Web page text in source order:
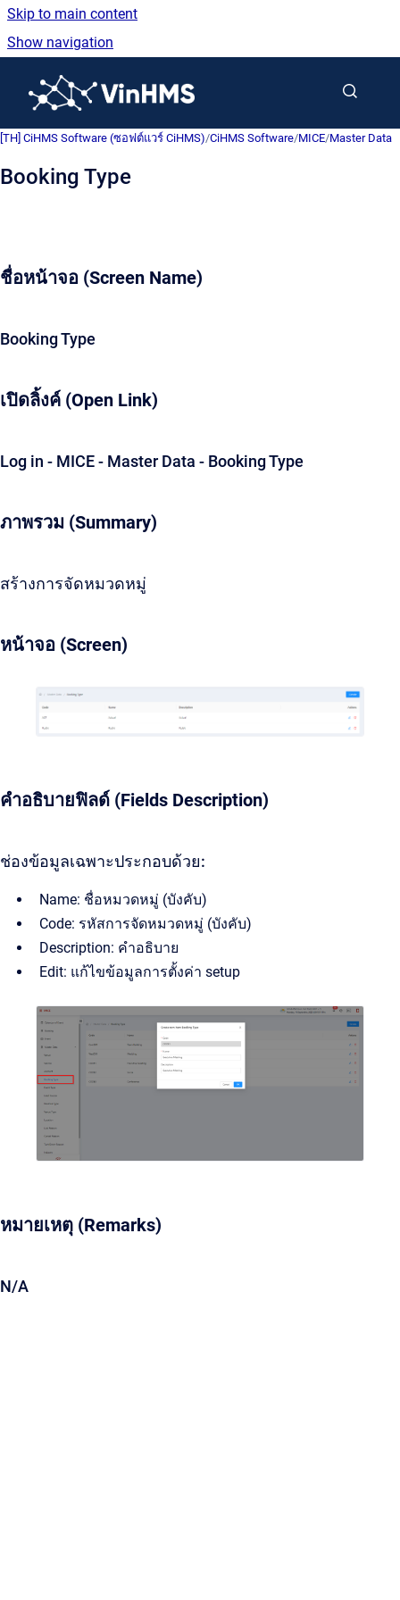
Skip to main content
Show navigation
[TH] CiHMS Software (ซอฟต์แวร์ CiHMS)/CiHMS Software/MICE/Master Data
Booking Type
ชื่อหน้าจอ (Screen Name)
Booking Type
เปิดลิ้งค์ (Open Link)
Log in - MICE - Master Data - Booking Type
ภาพรวม (Summary)
สร้างการจัดหมวดหมู่
หน้าจอ (Screen)
คำอธิบายฟิลด์ (Fields Description)
ช่องข้อมูลเฉพาะประกอบด้วย:
Name: ชื่อหมวดหมู่ (บังคับ)
Code: รหัสการจัดหมวดหมู่ (บังคับ)
Description: คำอธิบาย
Edit: แก้ไขข้อมูลการตั้งค่า setup
หมายเหตุ (Remarks)
N/A